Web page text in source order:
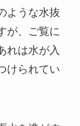
ような水抜
が、ご覧に
れは水が入
けられてい